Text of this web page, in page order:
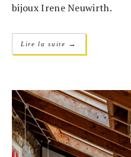
bijoux Irene Neuwirth.
Lire la suite →